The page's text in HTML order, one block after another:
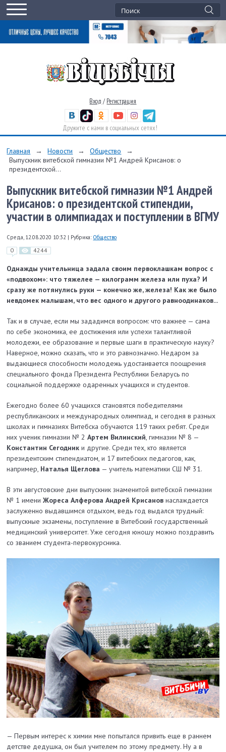
Вход / Регистрация
Дружите с нами в социальных сетях!
Главная → Новости → Общество
→
Выпускник витебской гимназии №1 Андрей Крисанов: о
президентской...
Выпускник витебской гимназии №1 Андрей
Крисанов: о президентской стипендии,
участии в олимпиадах и поступлении в ВГМУ
Среда, 12.08.2020 10:32 | Рубрика: Общество
0 4244
Однажды учительница задала своим первоклашкам вопрос с
«подвохом»: что тяжелее — килограмм железа или пуха? И
сразу же потянулись руки — конечно же, железа! Как же было
невдомек малышам, что вес одного и другого равноодинаков...
Так и в случае, если мы зададимся вопросом: что важнее — сама
по себе экономика, ее достижения или успехи талантливой
молодежи, ее образование и первые шаги в практическую науку?
Наверное, можно сказать, что и это равнозначно. Недаром за
выдающиеся способности молодежь удостаивается поощрения
специального фонда Президента Республики Беларусь по
социальной поддержке одаренных учащихся и студентов.
Ежегодно более 60 учащихся становятся победителями
республиканских и международных олимпиад, и сегодня в разных
школах и гимназиях Витебска обучаются 119 таких ребят. Среди
них ученик гимназии № 2 Артем Вилинский, гимназии № 8 —
Константин Сегодники другие. Среди тех, кто является
президентским стипендиатом, и 17 витебских педагогов, как,
например, Наталья Щеглова — учитель математики СШ № 31.
В эти августовские дни выпускник знаменитой витебской гимназии
№ 1 имениЖореса Алферова Андрей Крисанов наслаждается
заслуженно выдавшимся отдыхом, ведь год выдался трудный:
выпускные экзамены, поступление в Витебский государственный
медицинский университет. Уже сегодня юношу можно поздравить
со званием студента-первокурсника.
— Первым интерес к химии мне попытался привить еще в раннем
детстве дедушка, он был учителем по этому предмету. Ну а в